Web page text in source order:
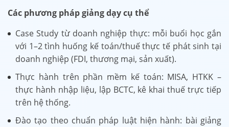
Các phương pháp giảng dạy cụ thể
Case Study từ doanh nghiệp thực: mỗi buổi học gắn
với 1–2 tình huống kế toán/thuế thực tế phát sinh tại
doanh nghiệp (FDI, thương mại, sản xuất).
Thực hành trên phần mềm kế toán: MISA, HTKK –
thực hành nhập liệu, lập BCTC, kê khai thuế trực tiếp
trên hệ thống.
Đào tạo theo chuẩn pháp luật hiện hành: bài giảng